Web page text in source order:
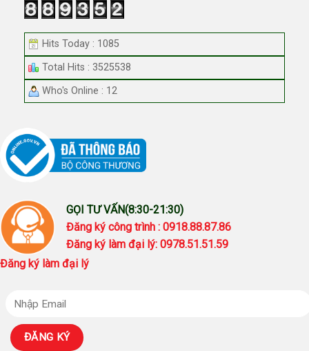
Hits Today : 1085
Total Hits : 3525538
Who's Online : 12
GỌI TƯ VẤN(8:30-21:30)
Đăng ký công trình : 0918.88.87.86
Đăng ký làm đại lý: 0978.51.51.59
Đăng ký làm đại lý